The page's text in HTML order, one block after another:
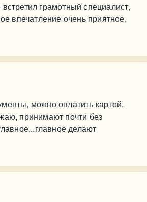
грамотный специалист,
впечатление очень приятное,
можно оплатить картой.
принимают почти без
делают